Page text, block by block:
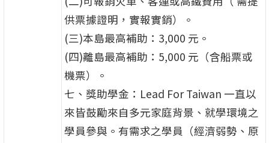
供票據證明，實報實銷）。
(三)本島最高補助：3,000 元。
(四)離島最高補助：5,000 元（含船票或
機票）。
七、獎助學金：Lead For Taiwan 一直以
來皆鼓勵來自多元家庭背景、就學環境之
學員參與。有需求之學員（經濟弱勢、原